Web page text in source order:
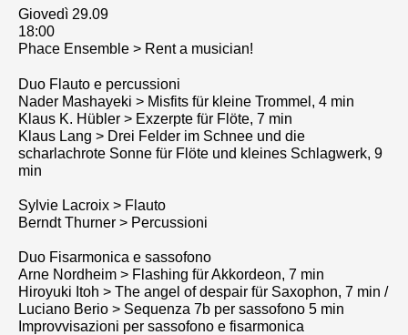
Giovedì 29.09
18:00
Phace Ensemble > Rent a musician!
Duo Flauto e percussioni
Nader Mashayeki > Misfits für kleine Trommel, 4 min
Klaus K. Hübler > Exzerpte für Flöte, 7 min
Klaus Lang > Drei Felder im Schnee und die
scharlachrote Sonne für Flöte und kleines Schlagwerk, 9
min
Sylvie Lacroix > Flauto
Berndt Thurner > Percussioni
Duo Fisarmonica e sassofono
Arne Nordheim > Flashing für Akkordeon, 7 min
Hiroyuki Itoh > The angel of despair für Saxophon, 7 min /
Luciano Berio > Sequenza 7b per sassofono 5 min
Improvvisazioni per sassofono e fisarmonica